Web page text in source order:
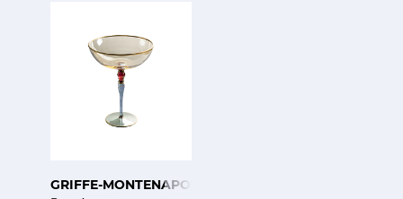
GRIFFE-MONTENAPOLEONE